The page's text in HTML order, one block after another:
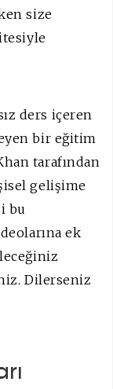
size
ders içeren
bir eğitim
tarafından
gelişime
bu
ek
Dilerseniz